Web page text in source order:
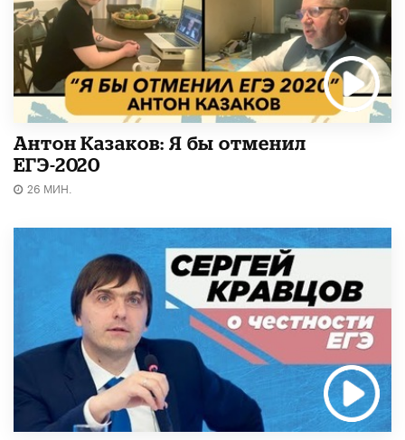
Антон Казаков: Я бы отменил
ЕГЭ-2020
26 МИН.